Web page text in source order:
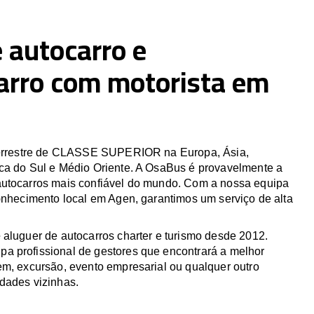
e
com motorista em
de CLASSE SUPERIOR na Europa, Ásia,
do Sul e Médio Oriente. A OsaBus é provavelmente a
mais confiável do mundo. Com a nossa equipa
local em Agen, garantimos um serviço de alta
de autocarros charter e turismo desde 2012.
profissional de gestores que encontrará a melhor
excursão, evento empresarial ou qualquer outro
vizinhas.